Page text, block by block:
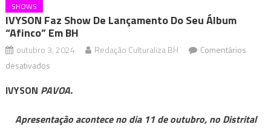
SHOWS
IVYSON Faz Show De Lançamento Do Seu Álbum
“Afinco” Em BH
outubro 3, 2024 Redação Culturaliza BH
Comentários
desativadosem
faz
de
IVYSON PAVOA.
Apresentação acontece no dia 11 de outubro, no Distrital